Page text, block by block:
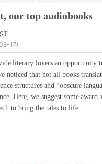
our top audiobooks
17)
literary lovers an opportunity
noticed that not all books
structures and *obscure
Here, we suggest some
to bring the tales to life.